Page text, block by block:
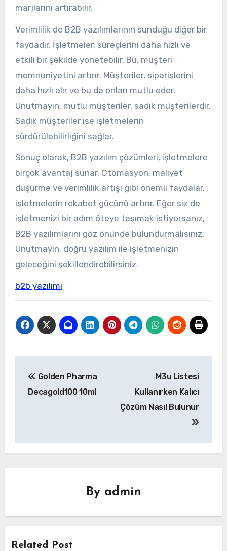
marjlarını artırabilir.
Verimlilik de B2B yazılımlarının sunduğu diğer bir
faydadır. İşletmeler, süreçlerini daha hızlı ve
etkili bir şekilde yönetebilir. Bu, müşteri
memnuniyetini artırır. Müşteriler, siparişlerini
daha hızlı alır ve bu da onları mutlu eder.
Unutmayın, mutlu müşteriler, sadık müşterilerdir.
Sadık müşteriler ise işletmelerin
sürdürülebilirliğini sağlar.
Sonuç olarak, B2B yazılım çözümleri, işletmelere
birçok avantaj sunar. Otomasyon, maliyet
düşürme ve verimlilik artışı gibi önemli faydalar,
işletmelerin rekabet gücünü artırır. Eğer siz de
işletmenizi bir adım öteye taşımak istiyorsanız,
B2B yazılımlarını göz önünde bulundurmalısınız.
Unutmayın, doğru yazılım ile işletmenizin
geleceğini şekillendirebilirsiniz.
b2b yazılımı
gezinmesi
Golden Pharma
Decagold100 10ml
M3u Listesi
Kullanırken Kalıcı
Çözüm Nasıl Bulunur
By admin
Related Post